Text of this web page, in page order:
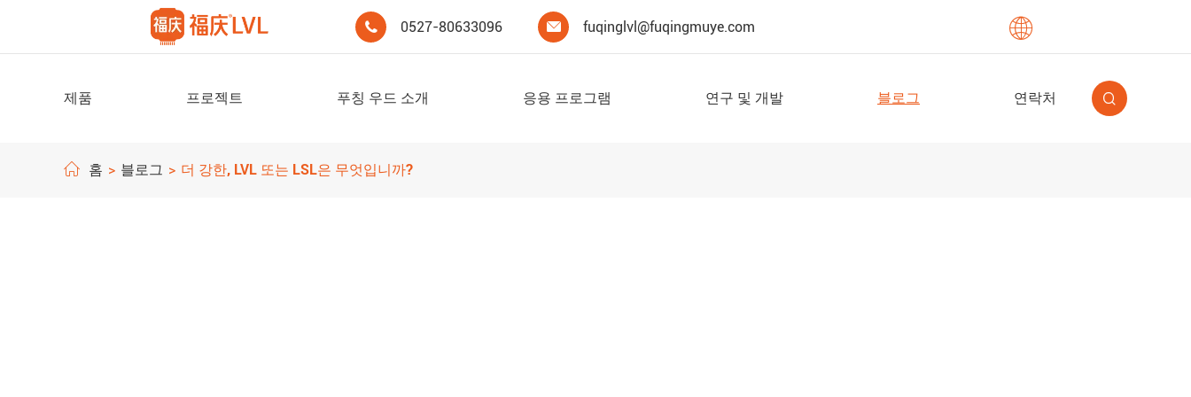
 0527-80633096  fuqinglvl@fuqingmuye.com 
제품 프로젝트 푸칭 우드 소개 응용 프로그램 연구 및 개발 블로그 연락처
홈 블로그 더 강한, LVL 또는 LSL은 무엇입니까?